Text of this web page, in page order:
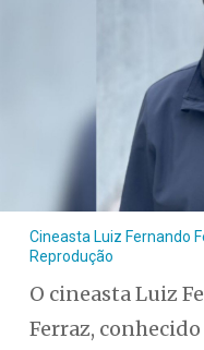
Cineasta Luiz Fernando
Reprodução
O cineasta Luiz
Ferraz,